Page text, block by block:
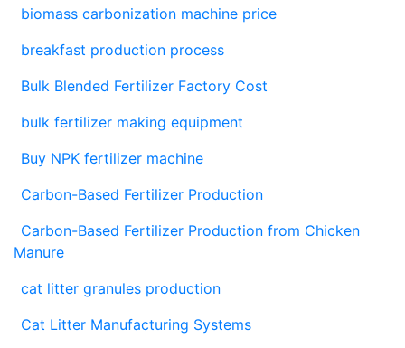
biomass carbonization machine price
breakfast production process
Bulk Blended Fertilizer Factory Cost
bulk fertilizer making equipment
Buy NPK fertilizer machine
Carbon-Based Fertilizer Production
Carbon-Based Fertilizer Production from Chicken
Manure
cat litter granules production
Cat Litter Manufacturing Systems